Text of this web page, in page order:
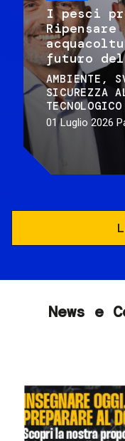
I pesci
Ripensare
futuro
AMBIENTE
SICUREZZA
01 Luglio 2026
News e